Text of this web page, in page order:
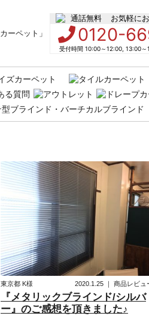
お気軽に
0120-
受付時間 10:00～12:00, 13:00～
東京都 K様 2020.1.25 商品レビュ
『メタリックブラインド/シルバ
ー』のご感想を頂きました♪